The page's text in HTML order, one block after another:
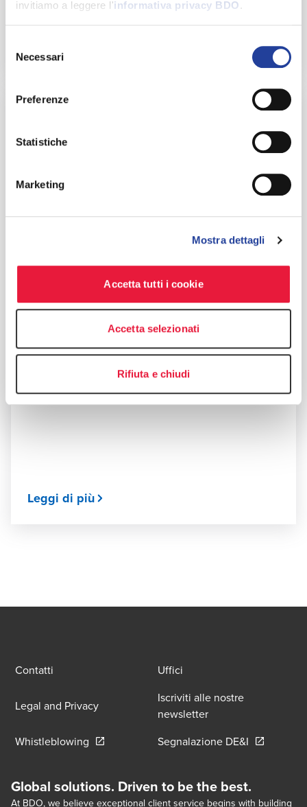
invitiamo a leggere l'informativa privacy BDO .
delNecessari
Preferenze
Statistiche
Marketing
Mostra dettagli
Accetta tutti i cookie
Accetta selezionati
Rifiuta e chiudi
Leggi di più
Contatti Uffici
Legal and Privacy
Iscriviti alle nostre
newsletter
Whistleblowing Opens in a new window/tab
Segnalazione DE&I Opens in
Global solutions. Driven to be the best.
At BDO, we believe exceptional client service begins with building